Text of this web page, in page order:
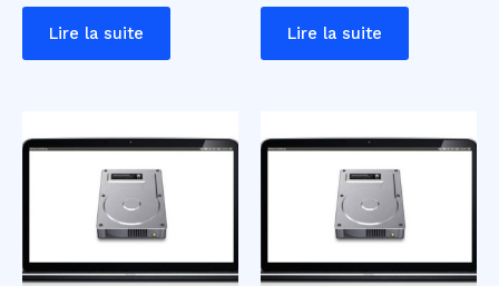
Lire la suite Lire la suite